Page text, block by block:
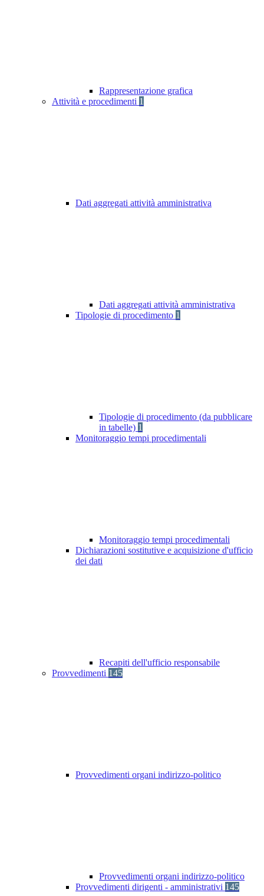
Rappresentazione grafica
Attività e procedimenti 1
Dati aggregati attività amministrativa
Dati aggregati attività amministrativa
Tipologie di procedimento 1
Tipologie di procedimento (da pubblicare
in tabelle) 1
Monitoraggio tempi procedimentali
Monitoraggio tempi procedimentali
Dichiarazioni sostitutive e acquisizione d'ufficio
dei dati
Recapiti dell'ufficio responsabile
Provvedimenti 145
Provvedimenti organi indirizzo-politico
Provvedimenti organi indirizzo-politico
Provvedimenti dirigenti - amministrativi 145